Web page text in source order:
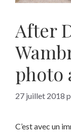
After
photo
27 juillet 2018
C’est avec un